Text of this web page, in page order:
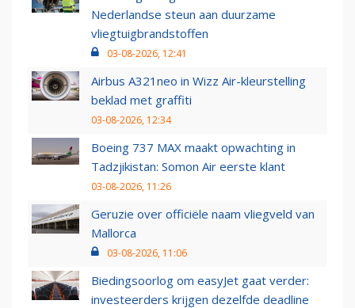
Nederlandse steun aan duurzame
vliegtuigbrandstoffen
03-08-2026, 12:41
Airbus A321neo in Wizz Air-kleurstelling
beklad met graffiti
03-08-2026, 12:34
Boeing 737 MAX maakt opwachting in
Tadzjikistan: Somon Air eerste klant
03-08-2026, 11:26
Geruzie over officiële naam vliegveld van
Mallorca
03-08-2026, 11:06
Biedingsoorlog om easyJet gaat verder:
investeerders krijgen dezelfde deadline